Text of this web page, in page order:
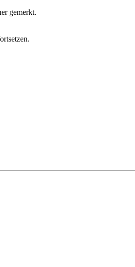
gemerkt.